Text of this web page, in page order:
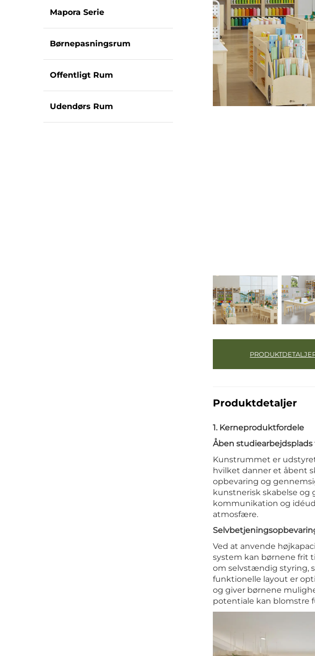
Mapora Serie
Børnepasningsrum
Offentligt Rum
Udendørs Rum
Produktdetaljer
1. Kerneproduktfordele
Åben
Kunstrummet er
hvilket danner et åbent
opbevaring og
kunstnerisk skabelse og
kommunikation og
atmosfære.
Ved at anvende
system kan børnene frit
om selvstændig styring,
funktionelle layout er
og giver børnene
potentiale kan blomstre